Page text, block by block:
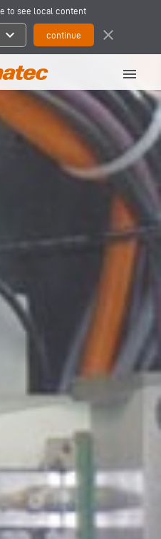
to see local content
expand_more close
menu